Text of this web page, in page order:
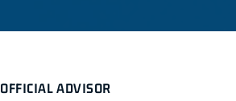
OFFICIAL ADVISOR